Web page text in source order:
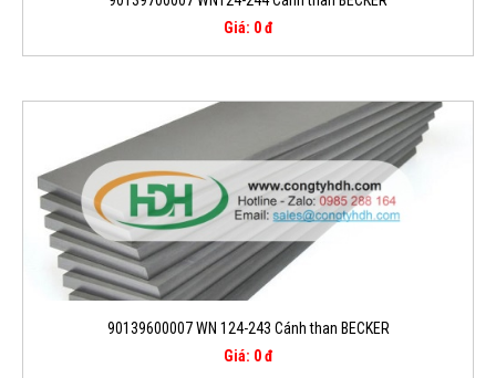
Giá: 0 đ
90139600007 WN 124-243 Cánh than BECKER
Giá: 0 đ